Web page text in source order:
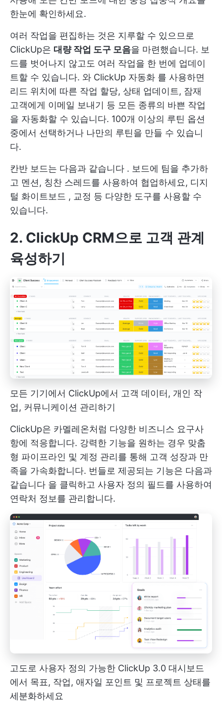
한눈에 확인하세요.
여러 작업을 편집하는 것은 지루할 수 있으므로
ClickUp은 대량 작업 도구 모음을 마련했습니다. 보
드를 벗어나지 않고도 여러 작업을 한 번에 업데이
트할 수 있습니다. 와 ClickUp 자동화 를 사용하면
리드 위치에 따른 작업 할당, 상태 업데이트, 잠재
고객에게 이메일 보내기 등 모든 종류의 바쁜 작업
을 자동화할 수 있습니다. 100개 이상의 루틴 옵션
중에서 선택하거나 나만의 루틴을 만들 수 있습니
다.
칸반 보드는 다음과 같습니다 . 보드에 팀을 추가하
고 멘션, 칭찬 스레드를 사용하여 협업하세요, 디지
털 화이트보드 , 교정 등 다양한 도구를 사용할 수
있습니다.
2. ClickUp CRM으로 고객 관계
육성하기
모든 기기에서 ClickUp에서 고객 데이터, 개인 작
업, 커뮤니케이션 관리하기
ClickUp은 카멜레온처럼 다양한 비즈니스 요구사
항에 적응합니다. 강력한 기능을 원하는 경우 맞춤
형 파이프라인 및 계정 관리를 통해 고객 성장과 만
족을 가속화합니다. 번들로 제공되는 기능은 다음과
같습니다 을 클릭하고 사용자 정의 필드를 사용하여
연락처 정보를 관리합니다.
고도로 사용자 정의 가능한 ClickUp 3.0 대시보드
에서 목표, 작업, 애자일 포인트 및 프로젝트 상태를
세분화하세요